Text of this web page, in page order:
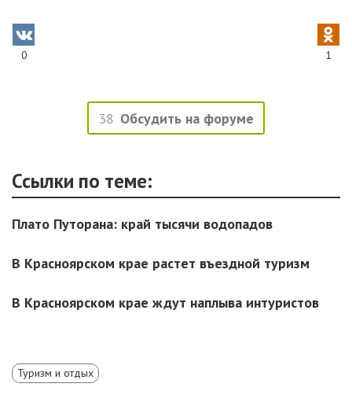
0 1
38 Обсудить на форуме
Ссылки по теме:
Плато Путорана: край тысячи водопадов
В Красноярском крае растет въездной туризм
В Красноярском крае ждут наплыва интуристов
Туризм и отдых